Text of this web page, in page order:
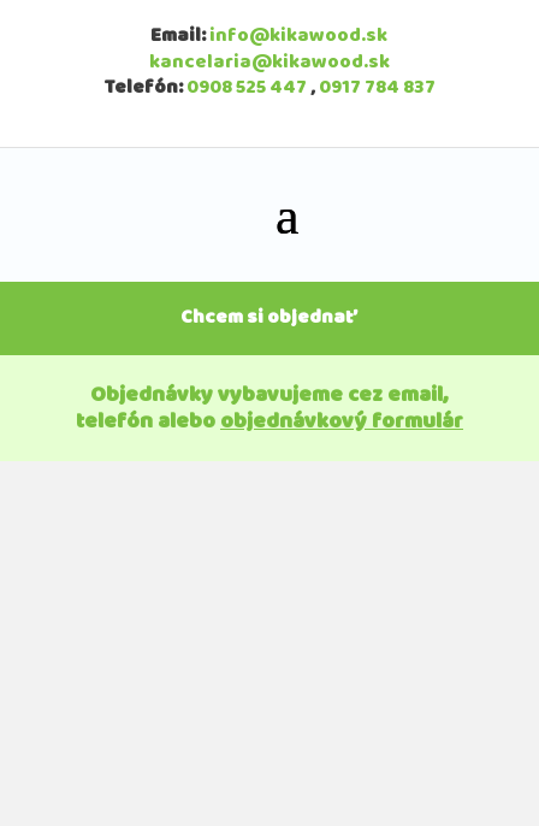
Email:info@kikawood.sk
kancelaria@kikawood.sk
Telefón:0908 525 447,0917 784 837
Chcem si objednať
Objednávky vybavujeme cez email,
telefón aleboobjednávkový formulár